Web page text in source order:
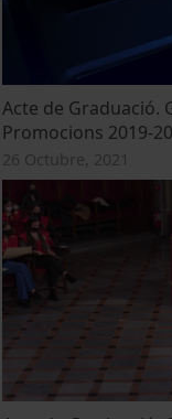
Acte de Graduació.
Promocions 2019-
26 Octubre, 2021